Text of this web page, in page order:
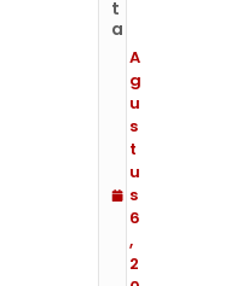
t
a
A
g
u
s
t
u
s
6
,
2